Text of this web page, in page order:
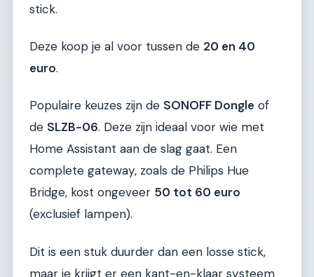
stick.
Deze koop je al voor tussen de 20 en 40
euro.
Populaire keuzes zijn de SONOFF Dongle of
de SLZB-06. Deze zijn ideaal voor wie met
Home Assistant aan de slag gaat. Een
complete gateway, zoals de Philips Hue
Bridge, kost ongeveer 50 tot 60 euro
(exclusief lampen).
Dit is een stuk duurder dan een losse stick,
maar je krijgt er een kant-en-klaar systeem